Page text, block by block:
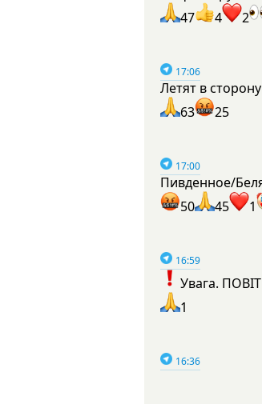
47
4 2
17:06
Летят в
63
25
17:00
Пивденное/
50
45 1
16:59
Увага.
1
16:36